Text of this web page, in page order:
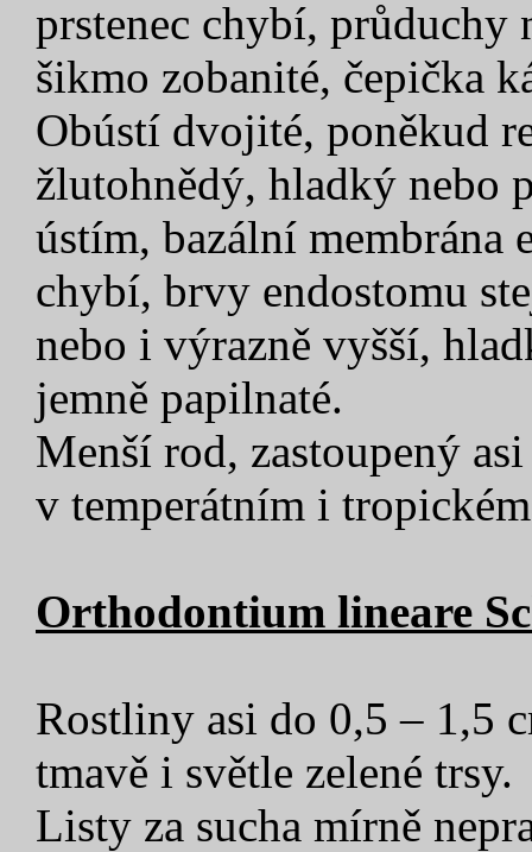
prstenec chybí, průduchy
šikmo zobanité, čepička
Obústí dvojité, poněkud
žlutohnědý, hladký nebo
ústím, bazální membrána
chybí, brvy endostomu
nebo i výrazně vyšší,
jemně papilnaté.
Menší rod, zastoupený
v temperátním i
Orthodontium lineare
Rostliny asi do 0,5 – 1,5
tmavě i světle zelené trsy.
Listy za sucha mírně